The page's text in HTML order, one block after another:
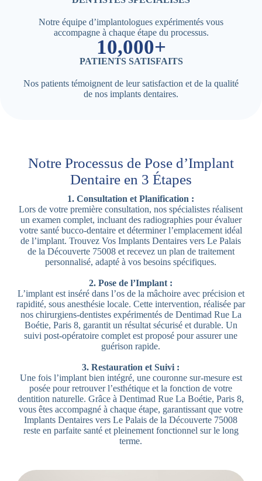
Notre équipe d’implantologues expérimentés vous
accompagne à chaque étape du processus.
10,000+
PATIENTS SATISFAITS
Nos patients témoignent de leur satisfaction et de la qualité
de nos implants dentaires.
Notre Processus de Pose d’Implant
Dentaire en 3 Étapes
1. Consultation et Planification :
Lors de votre première consultation, nos spécialistes réalisent
un examen complet, incluant des radiographies pour évaluer
votre santé bucco-dentaire et déterminer l’emplacement idéal
de l’implant. Trouvez Vos Implants Dentaires vers Le Palais
de la Découverte 75008 et recevez un plan de traitement
personnalisé, adapté à vos besoins spécifiques.
2. Pose de l’Implant :
L’implant est inséré dans l’os de la mâchoire avec précision et
rapidité, sous anesthésie locale. Cette intervention, réalisée par
nos chirurgiens-dentistes expérimentés de Dentimad Rue La
Boétie, Paris 8, garantit un résultat sécurisé et durable. Un
suivi post-opératoire complet est proposé pour assurer une
guérison rapide.
3. Restauration et Suivi :
Une fois l’implant bien intégré, une couronne sur-mesure est
posée pour retrouver l’esthétique et la fonction de votre
dentition naturelle. Grâce à Dentimad Rue La Boétie, Paris 8,
vous êtes accompagné à chaque étape, garantissant que votre
Implants Dentaires vers Le Palais de la Découverte 75008
reste en parfaite santé et pleinement fonctionnel sur le long
terme.